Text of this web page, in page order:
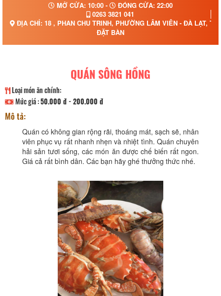
MỞ CỬA: 10:00 -
ĐÓNG CỬA: 22:00
0263 3821 041
ĐỊA CHỈ: 18 , PHAN CHU TRINH, PHƯỜNG LÂM VIÊN - ĐÀ LẠT,
ĐẶT BÀN
QUÁN SÔNG HỒNG
Loại món ăn chính:
Mức giá :50.000 đ - 200.000 đ
Mô tả:
Quán có không gian rộng rãi, thoáng mát, sạch sẽ, nhân
viên phục vụ rất nhanh nhẹn và nhiệt tình. Quán chuyên
hải sản tươi sống, các món ăn được chế biến rất ngon.
Giá cả rất bình dân. Các bạn hãy ghé thưởng thức nhé.